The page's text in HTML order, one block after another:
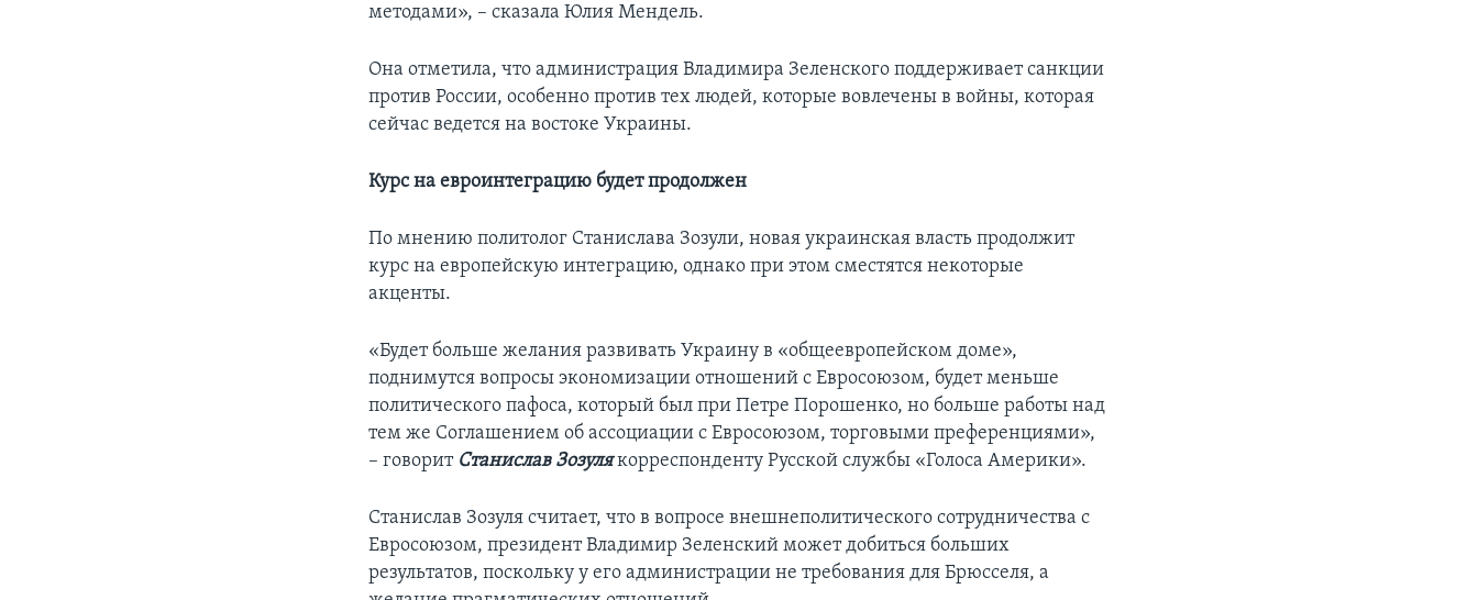
методами», – сказала Юлия Мендель.
Она отметила, что администрация Владимира Зеленского поддерживает санкции
против России, особенно против тех людей, которые вовлечены в войны, которая
сейчас ведется на востоке Украины.
Курс на евроинтеграцию будет продолжен
По мнению политолог Станислава Зозули, новая украинская власть продолжит
курс на европейскую интеграцию, однако при этом сместятся некоторые
акценты.
«Будет больше желания развивать Украину в «общеевропейском доме»,
поднимутся вопросы экономизации отношений с Евросоюзом, будет меньше
политического пафоса, который был при Петре Порошенко, но больше работы над
тем же Соглашением об ассоциации с Евросоюзом, торговыми преференциями»,
– говорит Станислав Зозулякорреспонденту Русской службы «Голоса Америки».
Станислав Зозуля считает, что в вопросе внешнеполитического сотрудничества с
Евросоюзом, президент Владимир Зеленский может добиться больших
результатов, поскольку у его администрации не требования для Брюсселя, а